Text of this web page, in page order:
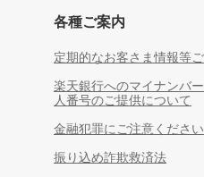
各種ご案内
定期的なお客さま情報等
楽天銀行へのマイナンバ
人番号のご提供について
金融犯罪にご注意ください
振り込め詐欺救済法